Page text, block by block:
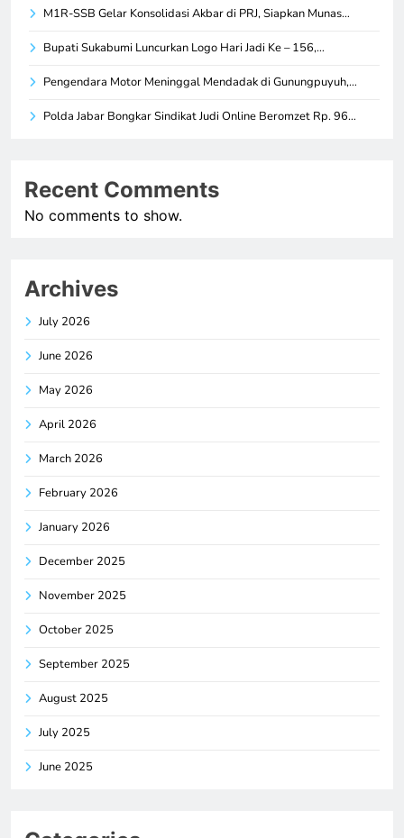
M1R-SSB Gelar Konsolidasi Akbar di PRJ, Siapkan Munas…
Bupati Sukabumi Luncurkan Logo Hari Jadi Ke – 156,…
Pengendara Motor Meninggal Mendadak di Gunungpuyuh,…
Polda Jabar Bongkar Sindikat Judi Online Beromzet Rp. 96…
Recent Comments
No comments to show.
Archives
July 2026
June 2026
May 2026
April 2026
March 2026
February 2026
January 2026
December 2025
November 2025
October 2025
September 2025
August 2025
July 2025
June 2025